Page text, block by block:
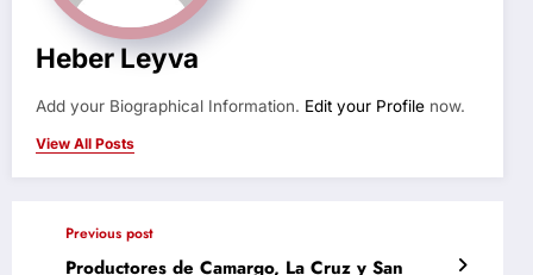
Heber Leyva
Add your Biographical Information. Edit your Profile now.
View All Posts
Previous post
Productores de Camargo, La Cruz y San